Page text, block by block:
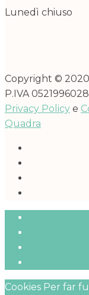
Lunedì chiuso
Copyright ©
P.IVA
Privacy Policy e
Quadra
Cookies Per far